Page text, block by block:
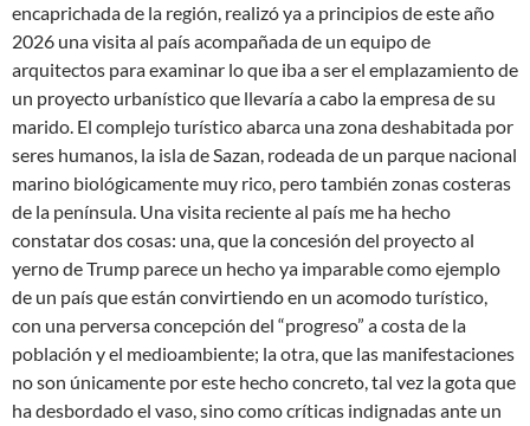
encaprichada de la región, realizó ya a principios de este año
2026 una visita al país acompañada de un equipo de
arquitectos para examinar lo que iba a ser el emplazamiento de
un proyecto urbanístico que llevaría a cabo la empresa de su
marido. El complejo turístico abarca una zona deshabitada por
seres humanos, la isla de Sazan, rodeada de un parque nacional
marino biológicamente muy rico, pero también zonas costeras
de la península. Una visita reciente al país me ha hecho
constatar dos cosas: una, que la concesión del proyecto al
yerno de Trump parece un hecho ya imparable como ejemplo
de un país que están convirtiendo en un acomodo turístico,
con una perversa concepción del “progreso” a costa de la
población y el medioambiente; la otra, que las manifestaciones
no son únicamente por este hecho concreto, tal vez la gota que
ha desbordado el vaso, sino como críticas indignadas ante un